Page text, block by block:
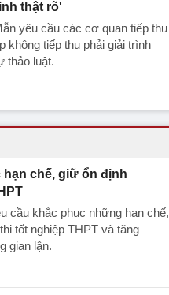
thật rõ'
yêu cầu các cơ quan tiếp thu
không tiếp thu phải giải trình
thảo luật.
chế, giữ ổn định
cầu khắc phục những hạn chế,
tốt nghiệp THPT và tăng
gian lận.